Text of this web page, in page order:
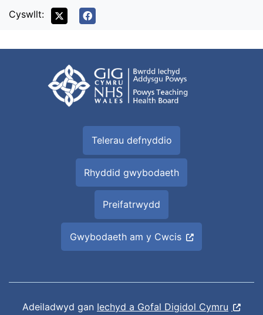
Cyswllt:
Telerau defnyddio
Rhyddid gwybodaeth
Preifatrwydd
Gwybodaeth am y Cwcis
Adeiladwyd gan Iechyd a Gofal Digidol Cymru